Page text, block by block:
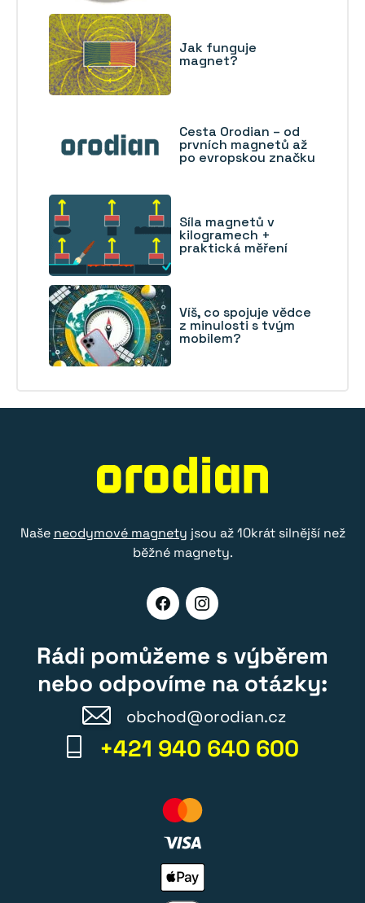
Jak funguje
magnet?
Cesta Orodian – od
prvních magnetů až
po evropskou značku
Síla magnetů v
kilogramech +
praktická měření
Víš, co spojuje vědce
z minulosti s tvým
mobilem?
Naše neodymové magnety jsou až 10krát silnější než
běžné magnety.
Rádi pomůžeme s výběrem
nebo odpovíme na otázky:
obchod@orodian.cz
+421 940 640 600